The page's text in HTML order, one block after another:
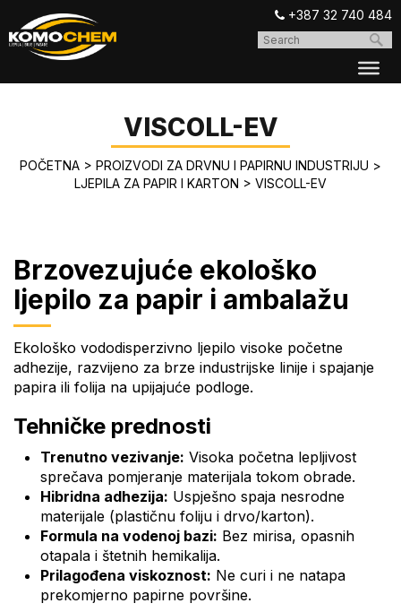
+387 32 740 484
VISCOLL-EV
POČETNA > PROIZVODI ZA DRVNU I PAPIRNU INDUSTRIJU >
LJEPILA ZA PAPIR I KARTON > VISCOLL-EV
Brzovezujuće ekološko
ljepilo za papir i ambalažu
Ekološko vododisperzivno ljepilo visoke početne
adhezije, razvijeno za brze industrijske linije i spajanje
papira ili folija na upijajuće podloge.
Tehničke prednosti
Trenutno vezivanje: Visoka početna lepljivost
sprečava pomjeranje materijala tokom obrade.
Hibridna adhezija: Uspješno spaja nesrodne
materijale (plastičnu foliju i drvo/karton).
Formula na vodenoj bazi: Bez mirisa, opasnih
otapala i štetnih hemikalija.
Prilagođena viskoznost: Ne curi i ne natapa
prekomjerno papirne površine.